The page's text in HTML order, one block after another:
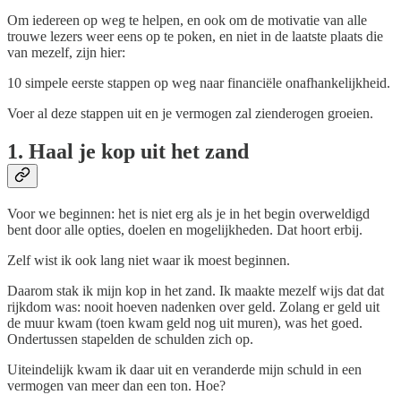
Om iedereen op weg te helpen, en ook om de motivatie van alle
trouwe lezers weer eens op te poken, en niet in de laatste plaats die
van mezelf, zijn hier:
10 simpele eerste stappen op weg naar financiële onafhankelijkheid.
Voer al deze stappen uit en je vermogen zal zienderogen groeien.
1. Haal je kop uit het zand
Voor we beginnen: het is niet erg als je in het begin overweldigd
bent door alle opties, doelen en mogelijkheden. Dat hoort erbij.
Zelf wist ik ook lang niet waar ik moest beginnen.
Daarom stak ik mijn kop in het zand. Ik maakte mezelf wijs dat dat
rijkdom was: nooit hoeven nadenken over geld. Zolang er geld uit
de muur kwam (toen kwam geld nog uit muren), was het goed.
Ondertussen stapelden de schulden zich op.
Uiteindelijk kwam ik daar uit en veranderde mijn schuld in een
vermogen van meer dan een ton. Hoe?